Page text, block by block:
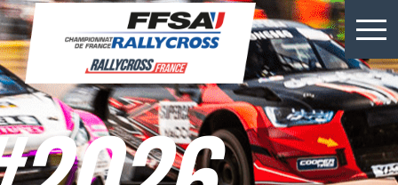
Résultats Kerlabo
Actus
Épreuves